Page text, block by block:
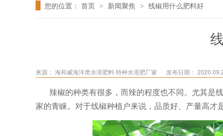
您的位置： 首页 > 新闻聚焦 > 线椒用什么肥料好
来源： 海和威海洋类水溶肥料 特种水溶肥厂家 发布日期：
辣椒的种类有很多，而辣的程度也不同。尤其是
家的青睐。对于线椒种植户来说，品质好、产量高才